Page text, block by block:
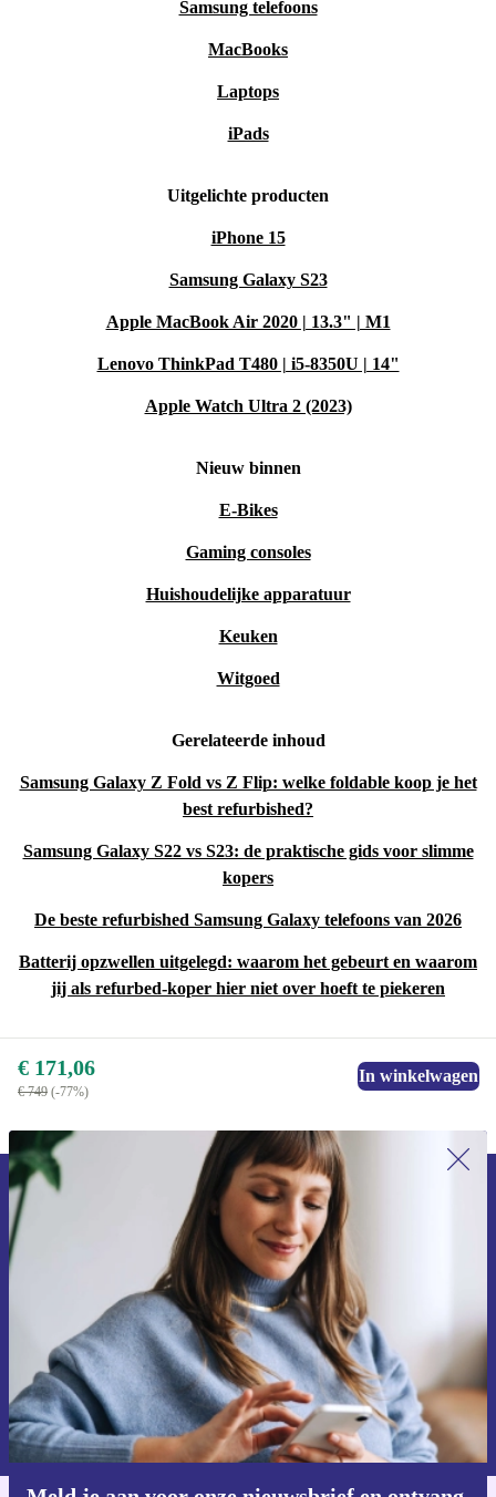
Samsung telefoons
MacBooks
Laptops
iPads
Uitgelichte producten
iPhone 15
Samsung Galaxy S23
Apple MacBook Air 2020 | 13.3" | M1
Lenovo ThinkPad T480 | i5-8350U | 14"
Apple Watch Ultra 2 (2023)
Nieuw binnen
E-Bikes
Gaming consoles
Huishoudelijke apparatuur
Keuken
Witgoed
Gerelateerde inhoud
Samsung Galaxy Z Fold vs Z Flip: welke foldable koop je het
best refurbished?
Samsung Galaxy S22 vs S23: de praktische gids voor slimme
kopers
De beste refurbished Samsung Galaxy telefoons van 2026
Batterij opzwellen uitgelegd: waarom het gebeurt en waarom
jij als refurbed-koper hier niet over hoeft te piekeren
€ 171,06
€ 749 (-77%)
In winkelwagen
Meld je aan voor onze nieuwsbrief en
ontvang €15 korting!
Mis nooit meer een aanbieding.
Voucher aanvragen
Informatie over het gebruik van persoonsgegevens vind je in ons
privacybeleid.